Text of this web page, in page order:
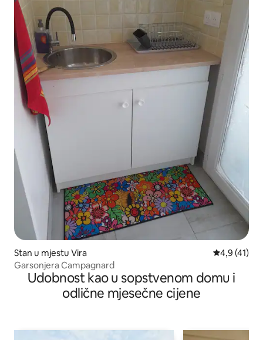
Stan u mjestu Vira prosječna
4,9 (41)
Garsonjera Campagnard
Udobnost kao u sopstvenom domu i
odlične mjesečne cijene